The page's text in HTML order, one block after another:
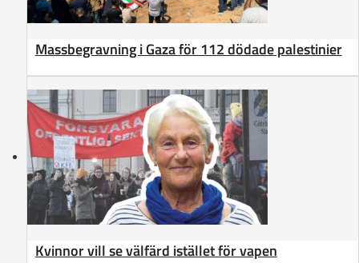
Massbegravning i Gaza för 112 dödade palestinier
Kvinnor vill se välfärd istället för vapen